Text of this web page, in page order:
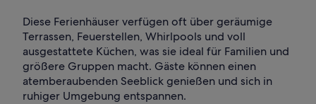
Diese Ferienhäuser verfügen oft über geräumige
Terrassen, Feuerstellen, Whirlpools und voll
ausgestattete Küchen, was sie ideal für Familien und
größere Gruppen macht. Gäste können einen
atemberaubenden Seeblick genießen und sich in
ruhiger Umgebung entspannen.